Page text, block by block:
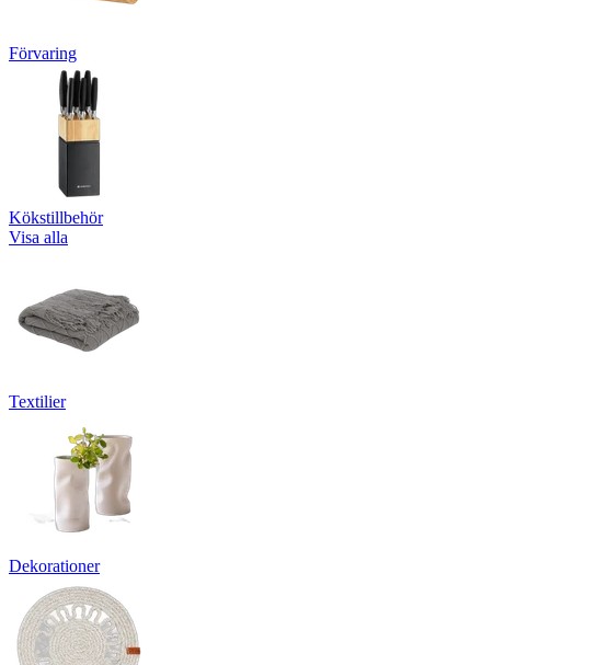
Förvaring
Kökstillbehör
Visa alla
Textilier
Dekorationer